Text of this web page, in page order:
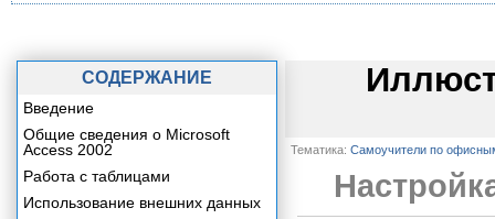
Тематика: Самоучители по
СОДЕРЖАНИЕ
Введение
Общие сведения о Microsoft
Access 2002
Работа с таблицами
Использование внешних данных